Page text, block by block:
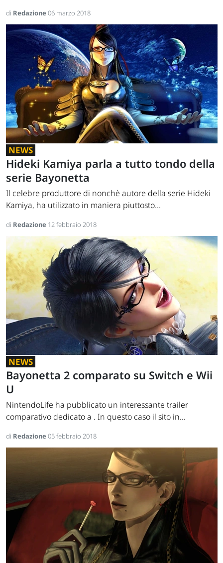
di Redazione06 marzo 2018
NEWS
Hideki Kamiya parla a tutto tondo della
serie Bayonetta
Il celebre produttore di nonchè autore della serie Hideki
Kamiya, ha utilizzato in maniera piuttosto...
di Redazione 12 febbraio 2018
NEWS
Bayonetta 2 comparato su Switch e Wii
U
NintendoLife ha pubblicato un interessante trailer
comparativo dedicato a . In questo caso il sito in...
di Redazione05 febbraio 2018